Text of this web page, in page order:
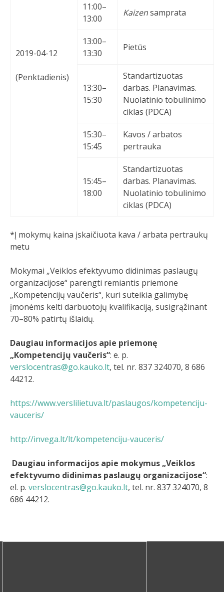
2019-04-12
(Penktadienis)
11:00–
13:00
Kaizensamprata
13:00–
13:30
Pietūs
13:30–
15:30
Standartizuotas
darbas. Planavimas.
Nuolatinio tobulinimo
ciklas (PDCA)
15:30–
15:45
Kavos / arbatos
pertrauka
15:45–
18:00
Standartizuotas
darbas. Planavimas.
Nuolatinio tobulinimo
ciklas (PDCA)
*Į mokymų kaina įskaičiuota kava / arbata pertraukų
metu
Mokymai „Veiklos efektyvumo didinimas paslaugų
organizacijose“ parengti remiantis priemone
„Kompetencijų vaučeris“, kuri suteikia galimybę
įmonėms kelti darbuotojų kvalifikaciją, susigrąžinant
70–80% patirtų išlaidų.
Daugiau informacijos apie priemonę
„Kompetencijų vaučeris“: e. p.
verslocentras@go.kauko.lt, tel. nr. 837 324070, 8 686
44212.
https://www.verslilietuva.lt/paslaugos/kompetenciju-
vauceris/
http://invega.lt/lt/kompetenciju-vauceris/
Daugiau informacijos apie mokymus „Veiklos
efektyvumo didinimas paslaugų organizacijose“:
el. p. verslocentras@go.kauko.lt, tel. nr. 837 324070, 8
686 44212.